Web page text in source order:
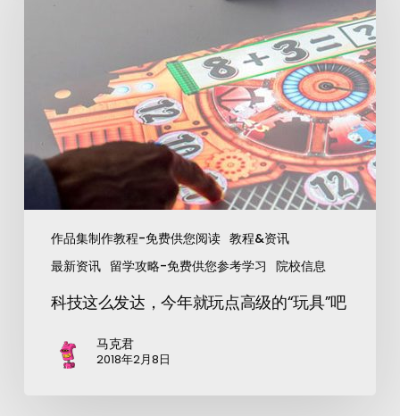
作品集制作教程-免费供您阅读 教程&资讯
最新资讯 留学攻略-免费供您参考学习 院校信息
科技这么发达，今年就玩点高级的“玩具”吧
马克君
2018年2月8日